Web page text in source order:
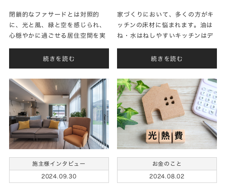
閉鎖的なファサードとは対照的
に、光と風、緑と空を感じられ、
心穏やかに過ごせる居住空間を実
をお聞きしました。
続きを読む
家づくりにおいて、多くの方がキ
ッチンの床材に悩まれます。油は
ね・水はねしやすいキッチンはデ
しやすさ、滑りにくさなど、考慮
す。そこで適切な床材を選定して
快適なキッ…
続きを読む
施主様インタビュー
2024.09.30
お金のこと
2024.08.02